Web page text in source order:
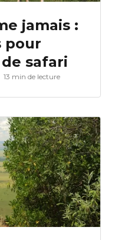
jamais :
pour
safari
13 min de lecture